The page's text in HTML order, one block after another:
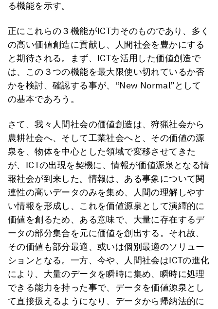
る機能を示す。
正にこれらの３機能がICT力そのものであり、多く
の高い価値創造に貢献し、人間社会を豊かにする
と期待される。まず、ICTを活用した価値創造で
は、この３つの機能を最大限使い切れているか否
かを検討、確認する事が、“New Normal”として
の基本であろう。
さて、我々人間社会の価値創造は、狩猟社会から
農耕社会へ、そして工業社会へと、その価値の源
泉を、物体を中心とした領域で変移させてきた
が、ICTの出現を契機に、情報が価値源泉となる情
報社会が到来した。情報は、ある事象について関
連性の高いデータのみを集め、人間の理解しやす
い情報を形成し、これを価値源泉として演繹的に
価値を創るため、ある意味で、大量に存在するデ
ータの部分集合を元に価値を創出する。それ故、
その価値も部分最適、或いは個別最適のソリュー
ションとなる。一方、今や、人間社会はICTの進化
により、大量のデータを瞬時に集め、瞬時に処理
できる能力を持った事で、データを価値源泉とし
て直接扱えるようになり、データから帰納法的に